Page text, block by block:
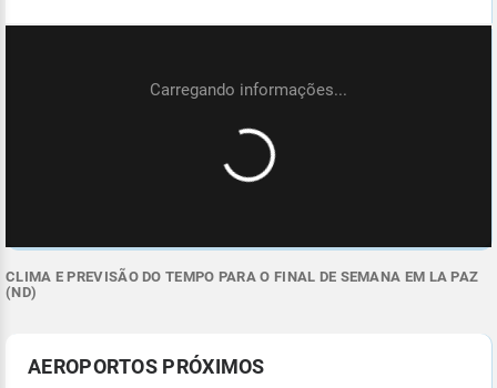
CLIMA E PREVISÃO DO TEMPO PARA O FINAL DE SEMANA EM LA PAZ
(ND)
AEROPORTOS PRÓXIMOS